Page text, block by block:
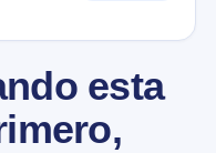
esta